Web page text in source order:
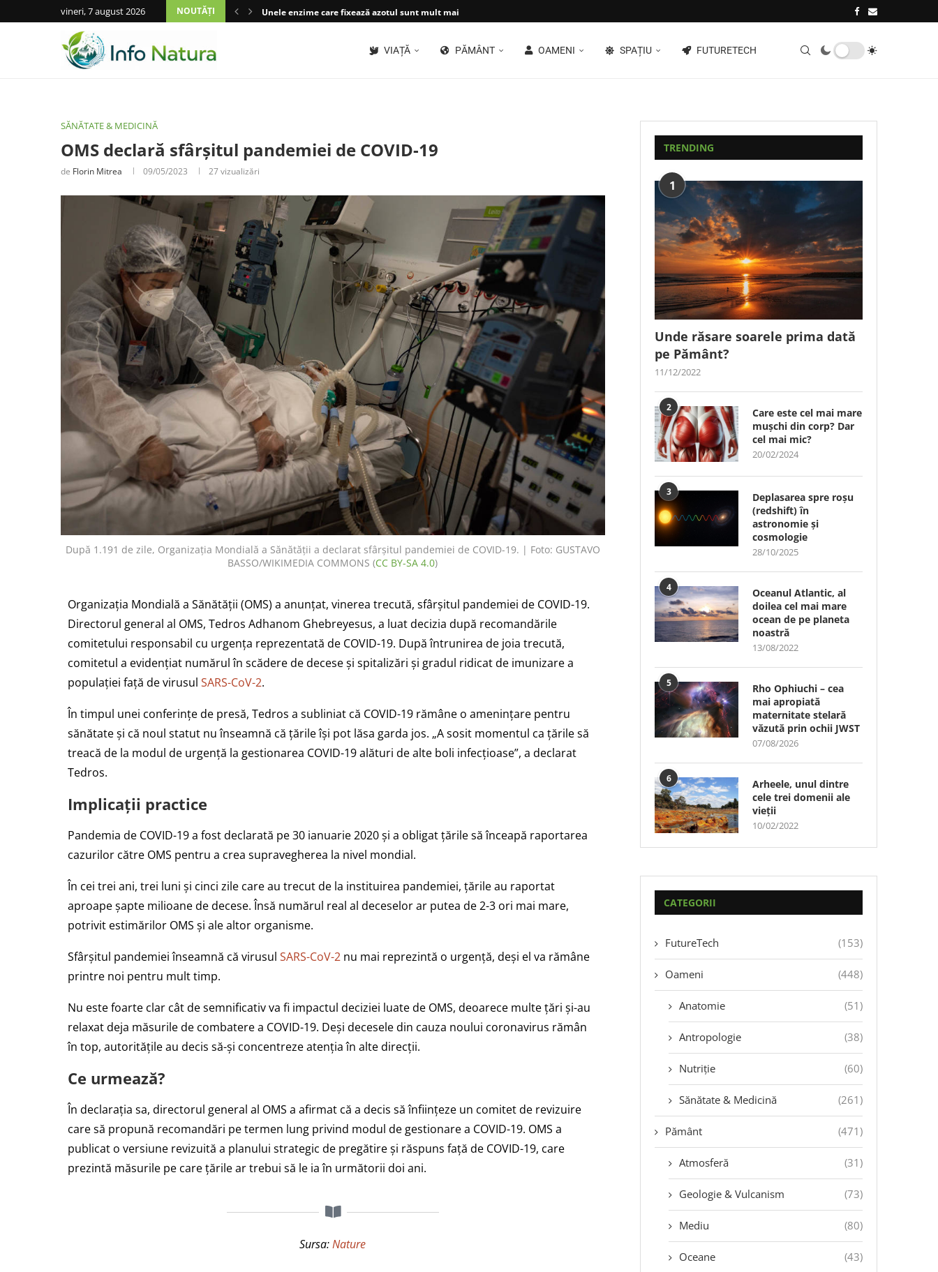
vineri, 7 august 2026 NOUTĂȚI Unele enzime care fixează azotul sunt mult mai...
VIAȚĂ PĂMÂNT OAMENI SPAȚIU FUTURETECH
SĂNĂTATE & MEDICINĂ
OMS declară sfârșitul pandemiei de COVID-19
de Florin Mitrea 09/05/2023 27vizualizări
După 1.191 de zile, Organizația Mondială a Sănătății a declarat sfârșitul pandemiei de COVID-19. | Foto: GUSTAVO
BASSO/WIKIMEDIA COMMONS (CC BY-SA 4.0)
Organizația Mondială a Sănătății (OMS) a anunțat, vinerea trecută, sfârșitul pandemiei de COVID-19.
Directorul general al OMS, Tedros Adhanom Ghebreyesus, a luat decizia după recomandările
comitetului responsabil cu urgența reprezentată de COVID-19. După întrunirea de joia trecută,
comitetul a evidențiat numărul în scădere de decese și spitalizări și gradul ridicat de imunizare a
populației față de virusul SARS-CoV-2.
În timpul unei conferințe de presă, Tedros a subliniat că COVID-19 rămâne o amenințare pentru
sănătate și că noul statut nu înseamnă că țările își pot lăsa garda jos. „A sosit momentul ca țările să
treacă de la modul de urgență la gestionarea COVID-19 alături de alte boli infecțioase”, a declarat
Tedros.
Implicații practice
Pandemia de COVID-19 a fost declarată pe 30 ianuarie 2020 și a obligat țările să înceapă raportarea
cazurilor către OMS pentru a crea supravegherea la nivel mondial.
În cei trei ani, trei luni și cinci zile care au trecut de la instituirea pandemiei, țările au raportat
aproape șapte milioane de decese. Însă numărul real al deceselor ar putea de 2-3 ori mai mare,
potrivit estimărilor OMS și ale altor organisme.
Sfârșitul pandemiei înseamnă că virusul SARS-CoV-2 nu mai reprezintă o urgență, deși el va rămâne
printre noi pentru mult timp.
Nu este foarte clar cât de semnificativ va fi impactul deciziei luate de OMS, deoarece multe țări și-au
relaxat deja măsurile de combatere a COVID-19. Deși decesele din cauza noului coronavirus rămân
în top, autoritățile au decis să-și concentreze atenția în alte direcții.
Ce urmează?
În declarația sa, directorul general al OMS a afirmat că a decis să înființeze un comitet de revizuire
care să propună recomandări pe termen lung privind modul de gestionare a COVID-19. OMS a
publicat o versiune revizuită a planului strategic de pregătire și răspuns față de COVID-19, care
prezintă măsurile pe care țările ar trebui să le ia în următorii doi ani.
Sursa:Nature
TRENDING
1
Unde răsare soarele prima dată
pe Pământ?
11/12/2022
2
Care este cel mai mare
mușchi din corp? Dar
cel mai mic?
20/02/2024
3
Deplasarea spre roșu
(redshift) în
astronomie și
cosmologie
28/10/2025
4
Oceanul Atlantic, al
doilea cel mai mare
ocean de pe planeta
noastră
13/08/2022
5
Rho Ophiuchi – cea
mai apropiată
maternitate stelară
văzută prin ochii JWST
07/08/2026
6
Arheele, unul dintre
cele trei domenii ale
vieții
10/02/2022
CATEGORII
FutureTech (153)
Oameni (448)
Anatomie (51)
Antropologie (38)
Nutriție (60)
Sănătate & Medicină (261)
Pământ (471)
Atmosferă (31)
Geologie & Vulcanism (73)
Mediu (80)
Oceane (43)